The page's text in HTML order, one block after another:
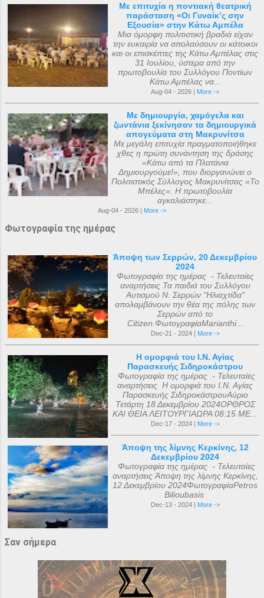
Με επιτυχία η ποντιακή θεατρική
παράσταση «Οι Γυναίκ’ς σην
Εξουσία» στην Κάτω Αμπέλα
Μια όμορφη πολιτιστική βραδιά είχαν
την ευκαιρία να απολαύσουν οι κάτοικοι
και οι επισκέπτες της Κάτω Αμπέλας στις
31 Ιουλίου, ύστερα από την
πρωτοβουλία του Συλλόγου Ποντίων
Κάτω Αμπέλας να...
Aug-04 - 2026 | More ->
Με δημιουργία, χαμόγελα και
ζωντάνια ξεκίνησαν τα δημιουργικά
απογεύματα στη Μακρυνίτσα
Με μεγάλη επιτυχία πραγματοποιήθηκε
χθες η πρώτη συνάντηση της δράσης
«Κάτω από τα Πλατάνια
Δημιουργούμε!», που διοργανώνει ο
Πολιτιστικός Σύλλογος Μακρυνίτσας «Το
Μπέλες». Η πρωτοβουλία
αγκαλιάστηκε...
Aug-04 - 2026 | More ->
Φωτογραφία της ημέρας
Άποψη των Σερρών, 20 Δεκεμβρίου
2024
Φωτογραφία της ημέρας - Τελευταίες
αναρτήσεις Τα παιδιά του Συλλόγου
Αυτισμού Ν. Σερρών "Ηλιαχτίδα"
απολαμβάνουν την θέα της πόλης των
Σερρών από το
Citizen.ΦωτογραφίαMarianthi...
Dec-21 - 2024 | More ->
Η ομορφιά του Ι.Ν. Αγίας
Παρασκευής Σιδηροκάστρου
Φωτογραφία της ημέρας - Τελευταίες
αναρτήσεις Η ομορφιά του Ι.Ν. Αγίας
Παρασκευής ΣιδηροκάστρουΑύριο
Τετάρτη 18 Δεκεμβρίου 2024ΟΡΘΡΟΣ
ΚΑΙ ΘΕΙΑ ΛΕΙΤΟΥΡΓΙΑΩΡΑ 08:15 ΜΕ...
Dec-17 - 2024 | More ->
Άποψη της λίμνης Κερκίνης, 12
Δεκεμβρίου 2024
Φωτογραφία της ημέρας - Τελευταίες
αναρτήσεις Άποψη της λίμνης Κερκίνης,
12 Δεκεμβρίου 2024ΦωτογραφίαPetros
Bilioubasis
Dec-13 - 2024 | More ->
Σαν σήμερα